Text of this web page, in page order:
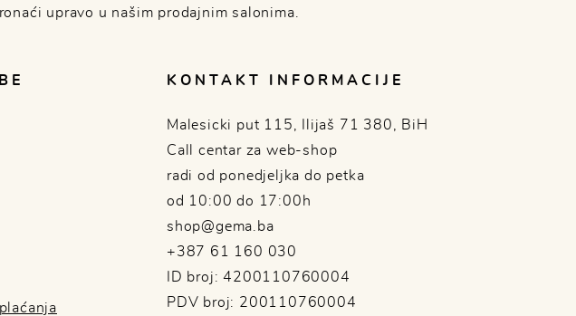
upravo u našim prodajnim salonima.
KONTAKT INFORMACIJE
Malesicki put 115, Ilijaš 71 380, BiH
Call centar za web-shop
radi od ponedjeljka do petka
od 10:00 do 17:00h
shop@gema.ba
+387 61 160 030
ID broj: 4200110760004
PDV broj: 200110760004